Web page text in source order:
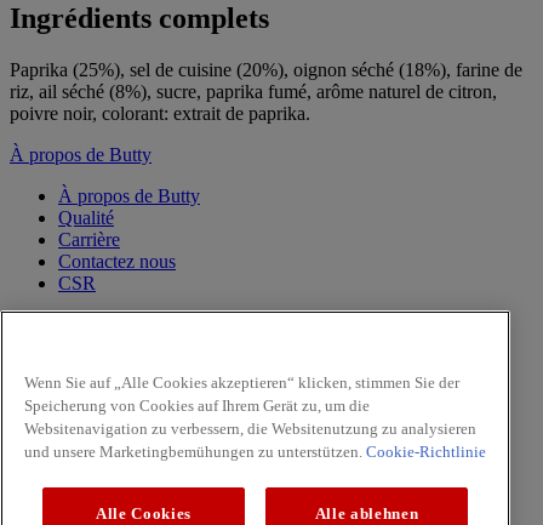
Ingrédients complets
Paprika (25%), sel de cuisine (20%), oignon séché (18%), farine de
riz, ail séché (8%), sucre, paprika fumé, arôme naturel de citron,
poivre noir, colorant: extrait de paprika.
À propos de Butty
À propos de Butty
Qualité
Carrière
Contactez nous
CSR
Herbes
Moulins à Condiments
Viande & Volaill
Champignons
Facebook
Wenn Sie auf „Alle Cookies akzeptieren“ klicken, stimmen Sie der
Speicherung von Cookies auf Ihrem Gerät zu, um die
Websitenavigation zu verbessern, die Websitenutzung zu analysieren
und unsere Marketingbemühungen zu unterstützen. Cookie-Richtlinie
Alle Cookies Alle ablehnen